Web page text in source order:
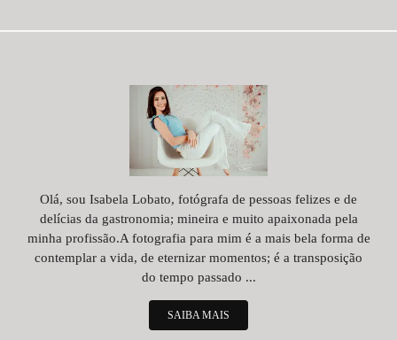
Olá, sou Isabela Lobato, fotógrafa de pessoas felizes e de
delícias da gastronomia; mineira e muito apaixonada pela
minha profissão.A fotografia para mim é a mais bela forma de
contemplar a vida, de eternizar momentos; é a transposição
do tempo passado ...
SAIBA MAIS